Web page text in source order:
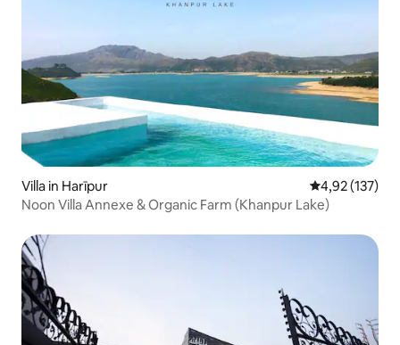
Villa in Harīpur Gemiddelde
4,92 (137)
Noon Villa Annexe & Organic Farm (Khanpur Lake)